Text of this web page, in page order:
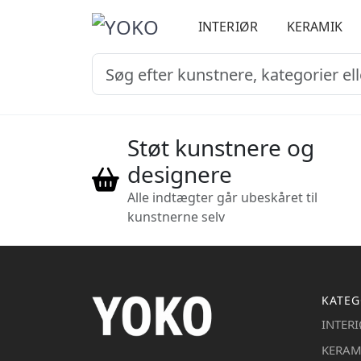
INTERIØR KERAMIK
Støt kunstnere og
designere
Alle indtægter går ubeskåret til
kunstnerne selv